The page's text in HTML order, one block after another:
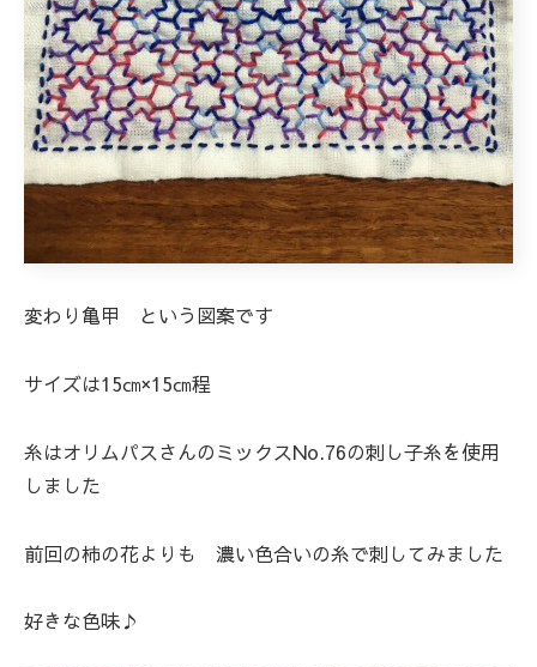
変わり亀甲 という図案です
サイズは15㎝×15㎝程
糸はオリムパスさんのミックスNo.76の刺し子糸を使用
しました
前回の柿の花よりも 濃い色合いの糸で刺してみました
好きな色味♪